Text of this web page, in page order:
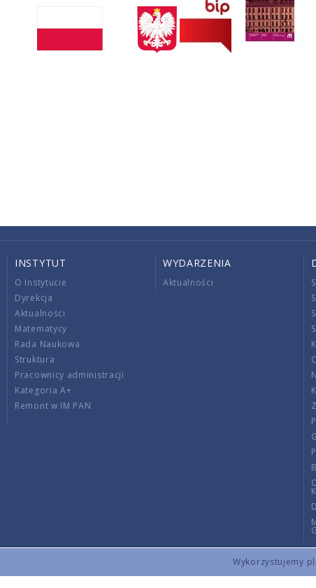
Wykorzystujemy
INSTYTUT
O Instytucie
Dyrekcja
Aktualności
Matematycy
Rada Naukowa
Struktura
Pracownicy administracji
Kategoria A+
Remont w IM PAN
WYDARZENIA
Aktualności